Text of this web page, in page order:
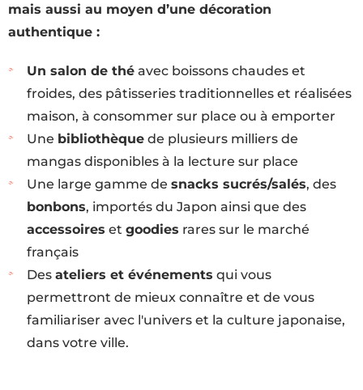
mais aussi au moyen d’une décoration
authentique :
Un salon de théavec boissons chaudes et
froides, des pâtisseries traditionnelles et réalisées
maison, à consommer sur place ou à emporter
Une bibliothèquede plusieurs milliers de
mangas disponibles à la lecture sur place
Une large gamme de snacks sucrés/salés, des
bonbons, importés du Japon ainsi que des
accessoires et goodies rares sur le marché
français
Des ateliers et événements qui vous
permettront de mieux connaître et de vous
familiariser avec l'univers et la culture japonaise,
dans votre ville.